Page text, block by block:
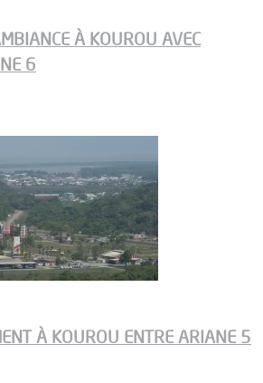
À KOUROU AVEC
6
À KOUROU ENTRE ARIANE 5